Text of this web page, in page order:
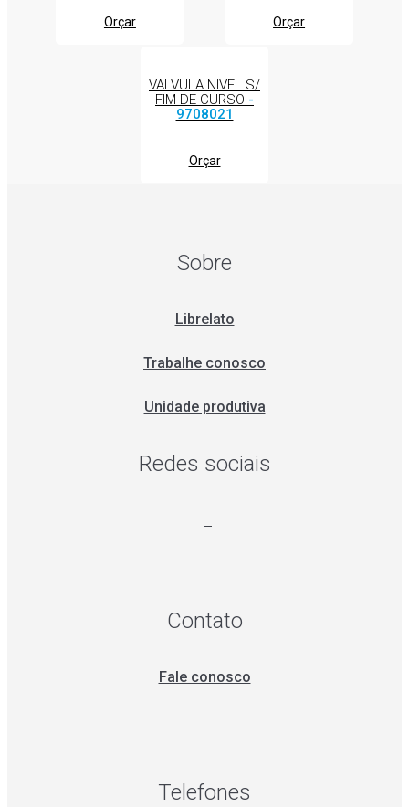
Orçar Orçar
VALVULA NIVEL S/
FIM DE CURSO -
9708021
Orçar
Sobre
Librelato
Trabalhe conosco
Unidade produtiva
Redes sociais
Contato
Fale conosco
Telefones